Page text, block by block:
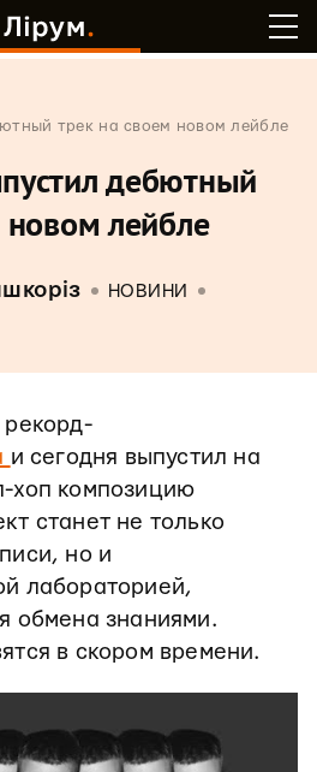
трек на своем новом лейбле
дебютный
лейбле
НОВИНИ
рекорд-
и сегодня выпустил на
хоп композицию
станет не только
но и
лабораторией,
обмена знаниями.
в скором времени.